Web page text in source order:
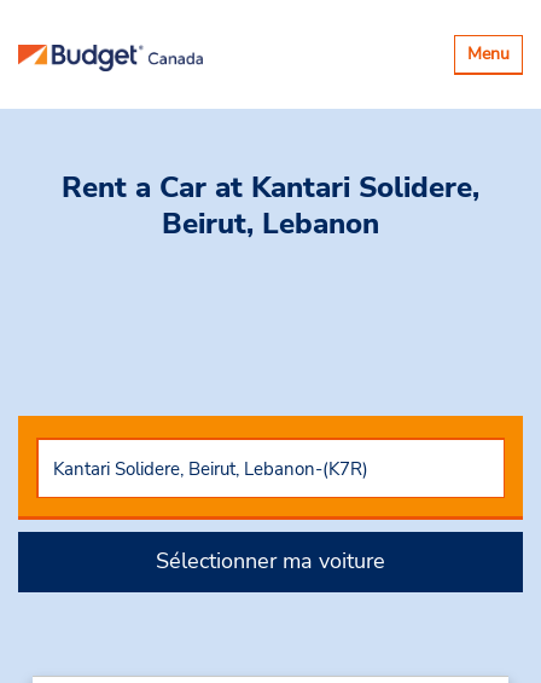
Basculer
la
Menu
Rent a Car at Kantari Solidere,
Beirut, Lebanon
Sélectionner ma voiture